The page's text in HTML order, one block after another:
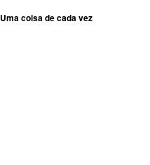
Uma coisa de cada vez